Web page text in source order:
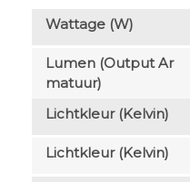
Wattage (W)
Lumen (output Ar
Matuur)
Lichtkleur (Kelvin)
Lichtkleur (Kelvin)